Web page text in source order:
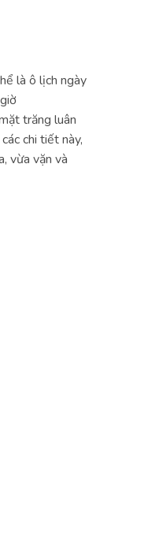
là ô lịch ngày
trăng luân
chi tiết này,
vừa vặn và